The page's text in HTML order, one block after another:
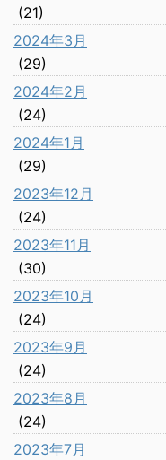
(21)
2024年3月
(29)
2024年2月
(24)
2024年1月
(29)
2023年12月
(24)
2023年11月
(30)
2023年10月
(24)
2023年9月
(24)
2023年8月
(24)
2023年7月